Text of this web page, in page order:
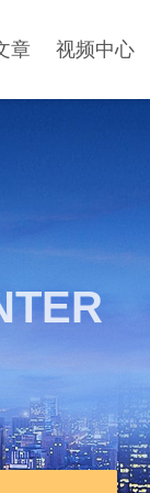
章 视频中心